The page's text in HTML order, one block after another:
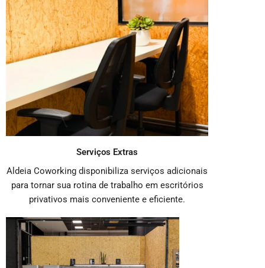
Serviços Extras
Aldeia Coworking disponibiliza serviços adicionais
para tornar sua rotina de trabalho em escritórios
privativos mais conveniente e eficiente.